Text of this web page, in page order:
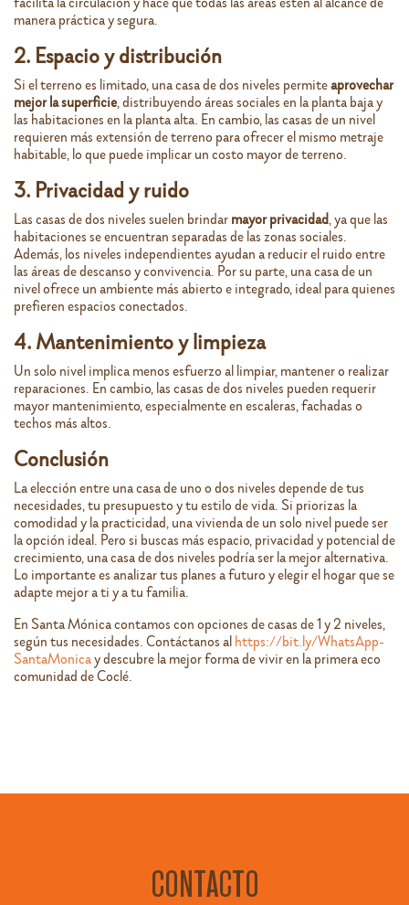
facilita la circulación y hace que todas las áreas estén al alcance de
manera práctica y segura.
2. Espacio y distribución
Si el terreno es limitado, una casa de dos niveles permiteaprovechar
mejor la superficie, distribuyendo áreas sociales en la planta baja y
las habitaciones en la planta alta. En cambio, las casas de un nivel
requieren más extensión de terreno para ofrecer el mismo metraje
habitable, lo que puede implicar un costo mayor de terreno.
3. Privacidad y ruido
Las casas de dos niveles suelen brindar mayor privacidad, ya que las
habitaciones se encuentran separadas de las zonas sociales.
Además, los niveles independientes ayudan a reducir el ruido entre
las áreas de descanso y convivencia. Por su parte, una casa de un
nivel ofrece un ambiente más abierto e integrado, ideal para quienes
prefieren espacios conectados.
4. Mantenimiento y limpieza
Un solo nivel implica menos esfuerzo al limpiar, mantener o realizar
reparaciones. En cambio, las casas de dos niveles pueden requerir
mayor mantenimiento, especialmente en escaleras, fachadas o
techos más altos.
Conclusión
La elección entre una casa de uno o dos niveles depende de tus
necesidades, tu presupuesto y tu estilo de vida. Si priorizas la
comodidad y la practicidad, una vivienda de un solo nivel puede ser
la opción ideal. Pero si buscas más espacio, privacidad y potencial de
crecimiento, una casa de dos niveles podría ser la mejor alternativa.
Lo importante es analizar tus planes a futuro y elegir el hogar que se
adapte mejor a ti y a tu familia.
En Santa Mónica contamos con opciones de casas de 1 y 2 niveles,
según tus necesidades. Contáctanos al https://bit.ly/WhatsApp-
SantaMonicay descubre la mejor forma de vivir en la primera eco
comunidad de Coclé.
CONTACTO